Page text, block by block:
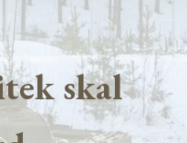
skal